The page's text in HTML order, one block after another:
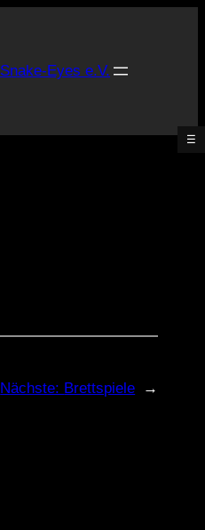
Snake-Eyes e.V.
☰
Nächste: Brettspiele →